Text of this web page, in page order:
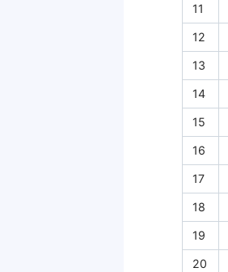
11
12
13
14
15
16
17
18
19
20